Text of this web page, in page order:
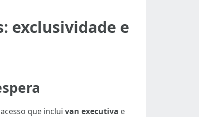
exclusividade e
que inclui van executiva e